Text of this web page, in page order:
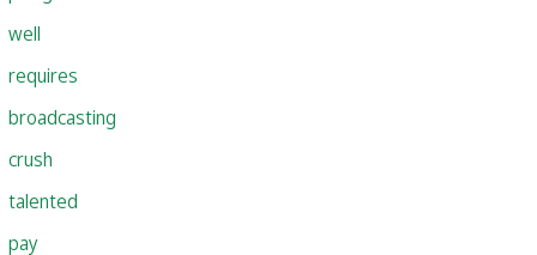
well
requires
broadcasting
crush
talented
pay